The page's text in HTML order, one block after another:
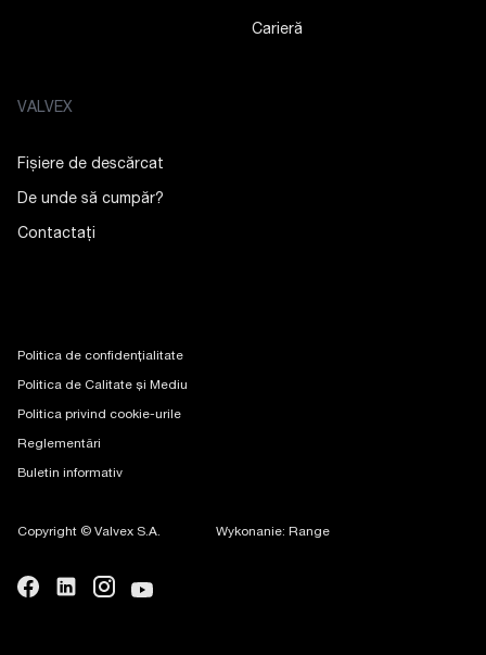
Carieră
VALVEX
Fișiere de descărcat
De unde să cumpăr?
Contactaţi
Politica de confidențialitate
Politica de Calitate și Mediu
Politica privind cookie-urile
Reglementări
Buletin informativ
Copyright © Valvex S.A. Wykonanie: Range